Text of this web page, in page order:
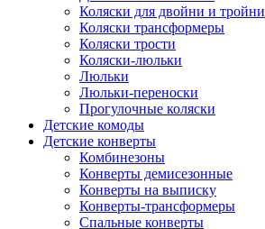
Коляски для двойни и тройни
Коляски трансформеры
Коляски трости
Коляски-люльки
Люльки
Люльки-переноски
Прогулочные коляски
Детские комоды
Детские конверты
Комбинезоны
Конверты демисезонные
Конверты на выписку
Конверты-трансформеры
Спальные конверты